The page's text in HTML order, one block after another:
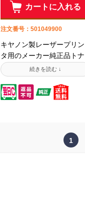
カートに入れる
注文番号：501049900
キヤノン製レーザープリン
タ用のメーカー純正品トナ
ーです。純正品はプリンタ
製造メーカーが自社製造し
ているため信頼性が高い製
品です。ご購入時は対応機
1